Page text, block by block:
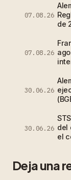
07.08.26
de
07.08.26
30.06.26
30.06.26 del
el
Deja una